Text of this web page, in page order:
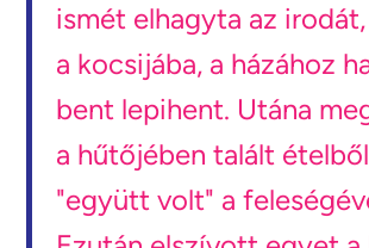
ismét elhagyta az
a kocsijába, a házához
bent lepihent. Utána
a hűtőjében talált
"együtt volt" a